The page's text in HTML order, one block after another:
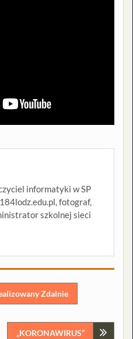
informatyki w SP
fotograf,
szkolnej sieci
Zdalnie
„KORONAWIRUS”